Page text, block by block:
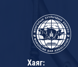
Хаяг: